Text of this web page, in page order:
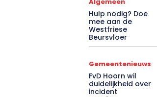
Hulp nodig? Doe
mee aan de
Westfriese
Beursvloer
Gemeentenieuws
FvD Hoorn wil
duidelijkheid over
incident